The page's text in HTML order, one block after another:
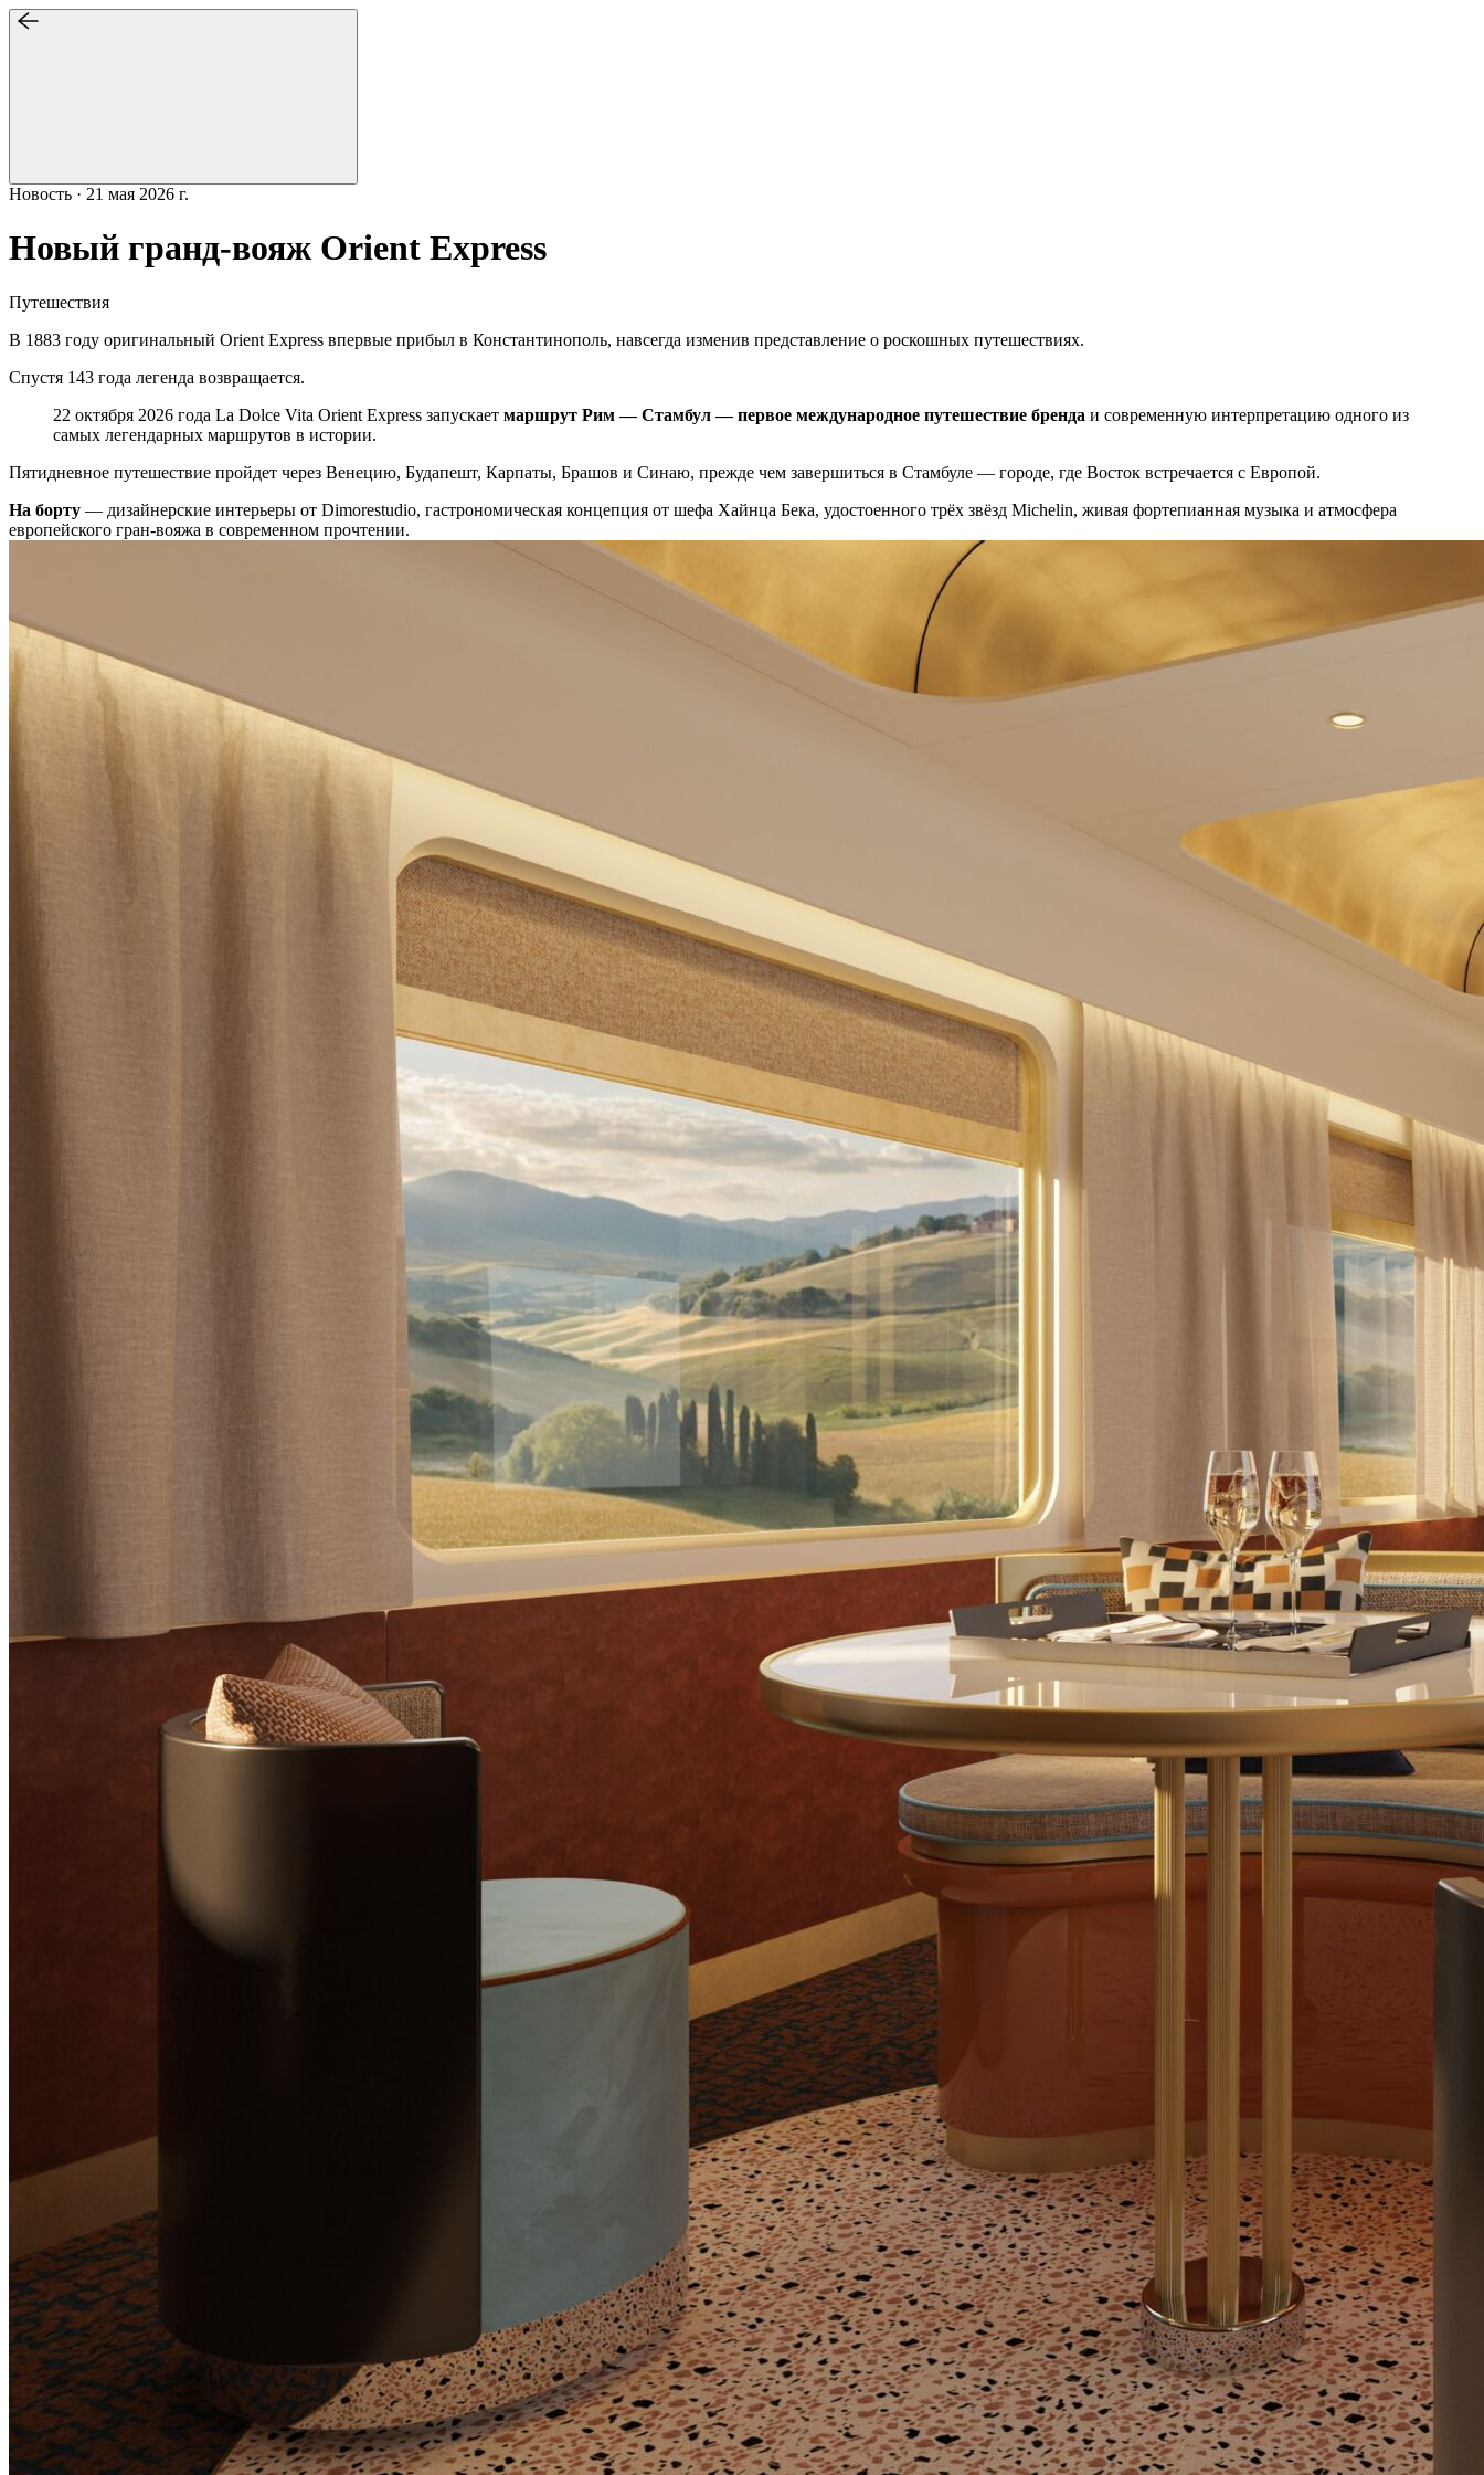
Новость · 21 мая 2026 г.
Новый гранд-вояж Orient Express
Путешествия
В 1883 году оригинальный Orient Express впервые прибыл в Константинополь, навсегда изменив представление о роскошных путешествиях.
Спустя 143 года легенда возвращается.
22 октября 2026 года La Dolce Vita Orient Express запускает маршрут Рим — Стамбул — первое международное путешествие бренда и современную интерпретацию одного из
самых легендарных маршрутов в истории.
Пятидневное путешествие пройдет через Венецию, Будапешт, Карпаты, Брашов и Синаю, прежде чем завершиться в Стамбуле — городе, где Восток встречается с Европой.
На борту — дизайнерские интерьеры от Dimorestudio, гастрономическая концепция от шефа Хайнца Бека, удостоенного трёх звёзд Michelin, живая фортепианная музыка и атмосфера
европейского гран-вояжа в современном прочтении.